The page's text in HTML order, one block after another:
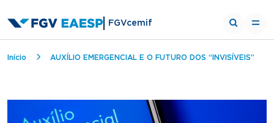
FGVcemif
Trilha de navegação
Início AUXÍLIO EMERGENCIAL E O FUTURO DOS “INVISÍVEIS”